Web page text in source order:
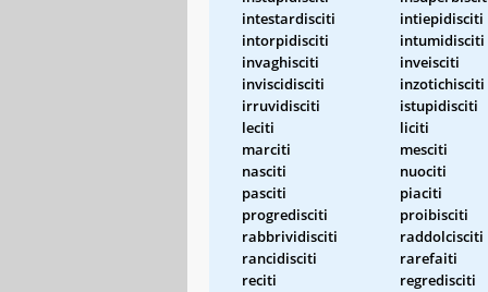
intestardisciti
intiepidisciti
intorpidisciti
intumidisciti
invaghisciti
inveisciti
inviscidisciti
inzotichisciti
irruvidisciti
istupidisciti
leciti
liciti
marciti
mesciti
nasciti
nuociti
pasciti
piaciti
progredisciti
proibisciti
rabbrividisciti
raddolcisciti
rancidisciti
rarefaiti
reciti
regredisciti